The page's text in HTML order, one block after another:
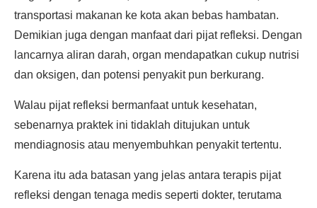
transportasi makanan ke kota akan bebas hambatan.
Demikian juga dengan manfaat dari pijat refleksi. Dengan
lancarnya aliran darah, organ mendapatkan cukup nutrisi
dan oksigen, dan potensi penyakit pun berkurang.
Walau pijat refleksi bermanfaat untuk kesehatan,
sebenarnya praktek ini tidaklah ditujukan untuk
mendiagnosis atau menyembuhkan penyakit tertentu.
Karena itu ada batasan yang jelas antara terapis pijat
refleksi dengan tenaga medis seperti dokter, terutama